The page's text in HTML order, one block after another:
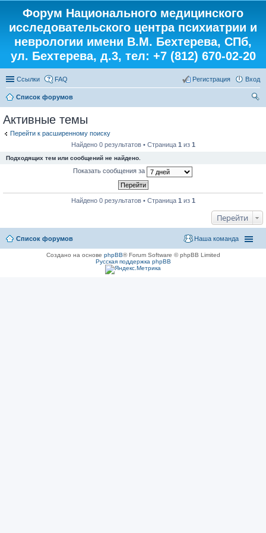
Форум Национального медицинского
исследовательского центра психиатрии и
неврологии имени В.М. Бехтерева, СПб,
ул. Бехтерева, д.3, тел: +7 (812) 670-02-20
Ссылки FAQ Вход
Регистрация
Список форумов
Активные темы
Перейти к расширенному поиску
Найдено 0 результатов • Страница 1 из 1
Подходящих тем или сообщений не найдено.
Показать сообщения за
Найдено 0 результатов • Страница 1 из 1
Перейти
Список форумов Наша команда
Создано на основе phpBB® Forum Software © phpBB Limited
Русская поддержка phpBB